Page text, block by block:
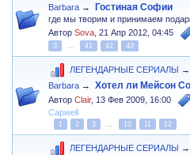
Barbara → Гостиная Софии
где мы творим и принимаем
АвторSova ,21 Апр 2012, 04:45
3
41 42 43
ЛЕГЕНДАРНЫЕ СЕРИАЛЫ →
Barbara → Хотел ли Мейсон
АвторClair, 13 Фев 2009, 16:00
Capwell
1 2 3 10 11 12
ЛЕГЕНДАРНЫЕ СЕРИАЛЫ →